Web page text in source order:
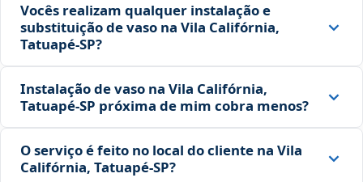
Vocês realizam qualquer instalação e
substituição de vaso na Vila Califórnia,
Tatuapé‑SP?
Instalação de vaso na Vila Califórnia,
Tatuapé‑SP próxima de mim cobra menos?
O serviço é feito no local do cliente na Vila
Califórnia, Tatuapé‑SP?